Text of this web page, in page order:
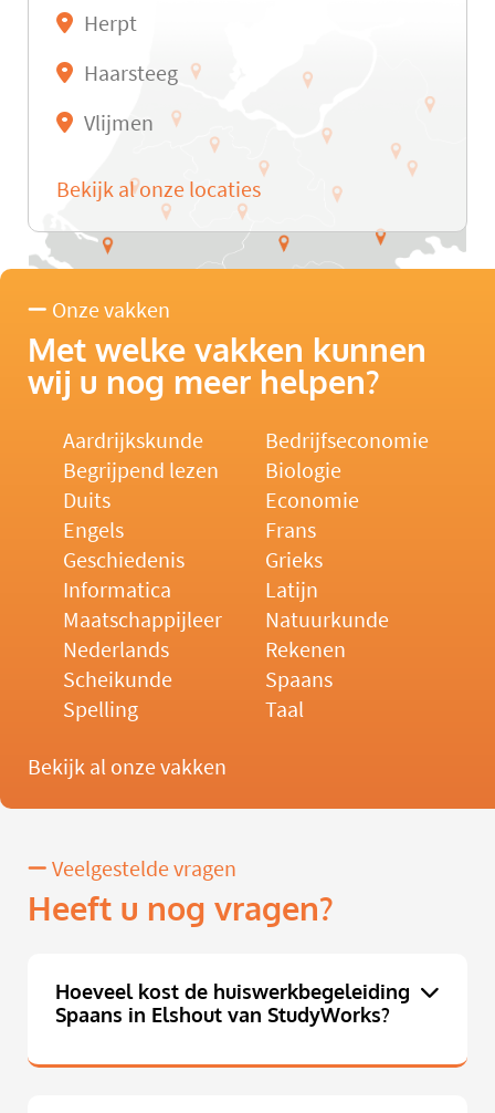
Herpt
Haarsteeg
Vlijmen
Bekijk al onze locaties
Onze vakken
Met welke vakken kunnen
wij u nog meer helpen?
Aardrijkskunde
Bedrijfseconomie
Begrijpend lezen
Biologie
Duits
Economie
Engels
Frans
Geschiedenis
Grieks
Informatica
Latijn
Maatschappijleer
Natuurkunde
Nederlands
Rekenen
Scheikunde
Spaans
Spelling
Taal
Bekijk al onze vakken
Veelgestelde vragen
Heeft u nog vragen?
Hoeveel kost de huiswerkbegeleiding
Spaans in Elshout van StudyWorks?